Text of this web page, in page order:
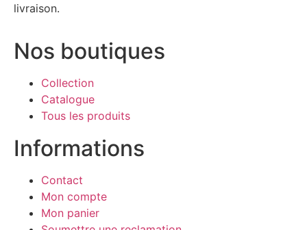
livraison.
Nos boutiques
Collection
Catalogue
Tous les produits
Informations
Contact
Mon compte
Mon panier